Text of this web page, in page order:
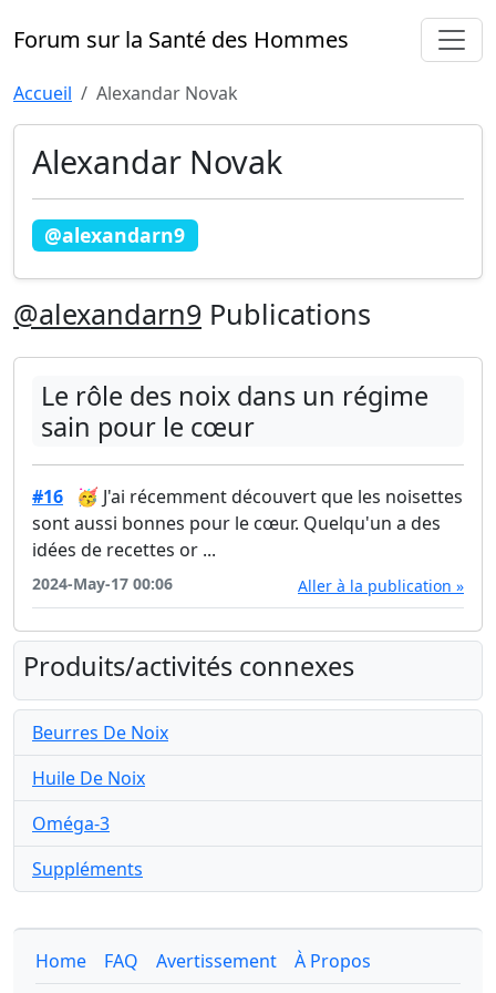
Forum sur la Santé des Hommes
Accueil Alexandar Novak
Alexandar Novak
@alexandarn9
@alexandarn9 Publications
Le rôle des noix dans un régime
sain pour le cœur
#16
🥳 J'ai récemment découvert que les noisettes
sont aussi bonnes pour le cœur. Quelqu'un a des
idées de recettes or ...
2024-May-17 00:06 Aller à la publication »
Produits/activités connexes
Beurres De Noix
Huile De Noix
Oméga-3
Suppléments
Home FAQ Avertissement À Propos